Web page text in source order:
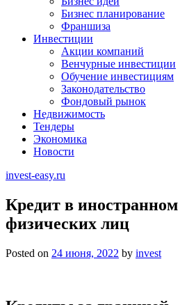
Бизнес планирование
Франшиза
Инвестиции
Акции компаний
Венчурные инвестиции
Обучение инвестициям
Законодательство
Фондовый рынок
Недвижимость
Тендеры
Экономика
Новости
invest-easy.ru
Кредит в
физических лиц
Posted on 24 июня, 2022 by invest